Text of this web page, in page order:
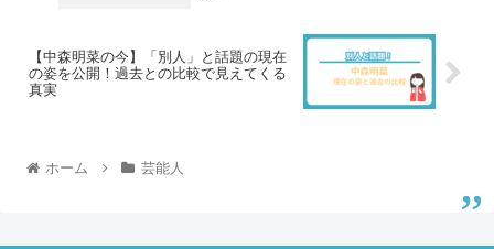
【中森明菜の今】「別人」と話題の現在
の姿を公開！過去との比較で見えてくる
真実
ホーム 芸能人